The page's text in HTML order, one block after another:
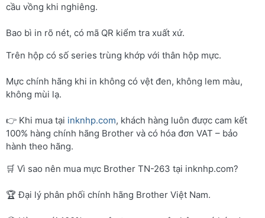
cầu vồng khi nghiêng.
Bao bì in rõ nét, có mã QR kiểm tra xuất xứ.
Trên hộp có số series trùng khớp với thân hộp mực.
Mực chính hãng khi in không có vệt đen, không lem màu,
không mùi lạ.
👉 Khi mua tại inknhp.com, khách hàng luôn được cam kết
100% hàng chính hãng Brother và có hóa đơn VAT – bảo
hành theo hãng.
🛒 Vì sao nên mua mực Brother TN-263 tại inknhp.com?
🏆 Đại lý phân phối chính hãng Brother Việt Nam.